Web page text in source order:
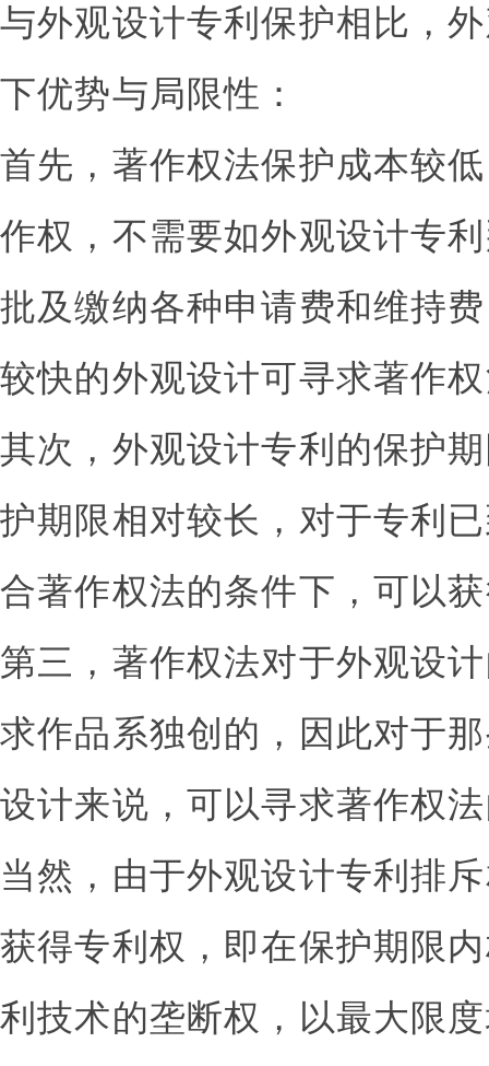
与外观设计专利保护相比，
下优势与局限性：
首先，著作权法保护成本较
作权，不需要如外观设计专
批及缴纳各种申请费和维持
较快的外观设计可寻求著作
其次，外观设计专利的保护
护期限相对较长，对于专利
合著作权法的条件下，可以
第三，著作权法对于外观设
求作品系独创的，因此对于
设计来说，可以寻求著作权
当然，由于外观设计专利排
获得专利权，即在保护期限
利技术的垄断权，以最大限